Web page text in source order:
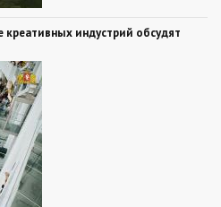
индустрий обсудят